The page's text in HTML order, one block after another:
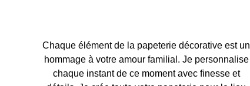
Chaque élément de la papeterie décorative est un
hommage à votre amour familial. Je personnalise
chaque instant de ce moment avec finesse et